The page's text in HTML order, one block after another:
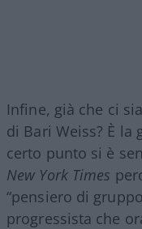
Infine, già che ci
di Bari Weiss? È la
certo punto si è
New York Times
“pensiero di
progressista che